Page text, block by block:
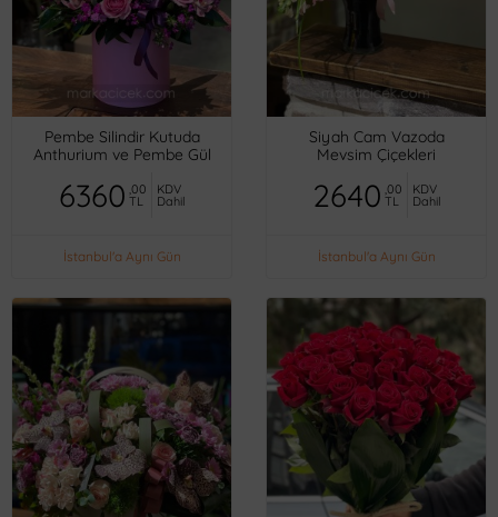
Pembe Silindir Kutuda
Anthurium ve Pembe Gül
6360 ,00
TL
KDV
Dahil
İstanbul'a Aynı Gün
Siyah Cam Vazoda
Mevsim Çiçekleri
2640 ,00
TL
KDV
Dahil
İstanbul'a Aynı Gün